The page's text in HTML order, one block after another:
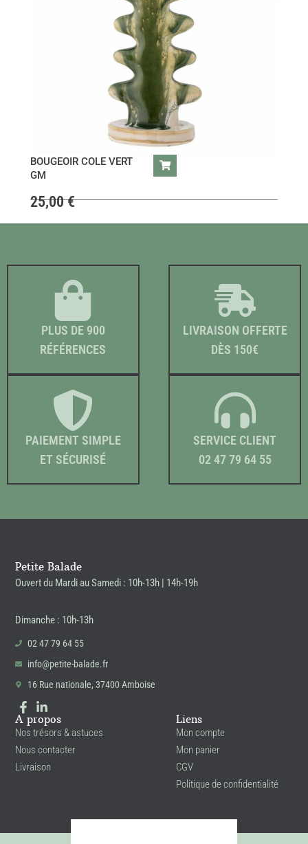
BOUGEOIR COLE VERT
GM
25,00€
PLUS DE 900
RÉFÉRENCES
LIVRAISON OFFERTE
DÈS 150€
PAIEMENT SIMPLE
ET SÉCURISÉ
SERVICE CLIENT
02 47 79 64 55
Petite Balade
Ouvert du Mardi au Samedi : 10h-13h | 14h-19h
Dimanche : 10h-13h
02 47 79 64 55
info@petite-balade.fr
16 Rue nationale, 37400 Amboise
A propos
Nos trésors & astuces
Nous contacter
Livraison
Liens
Mon compte
Mon panier
CGV
Politique de confidentialité